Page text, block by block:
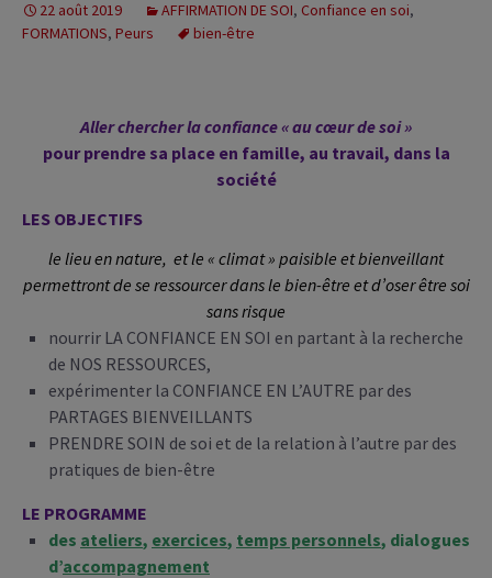
22 août 2019 AFFIRMATION DE SOI, Confiance en soi,
FORMATIONS, Peurs bien-être
Aller chercher la confiance « au cœur de soi »
pour prendre sa place en famille, au travail, dans la
société
LES OBJECTIFS
le lieu en nature, et le « climat » paisible et bienveillant
permettront de se ressourcer dans le bien-être et d’oser être soi
sans risque
nourrir LA CONFIANCE EN SOI en partant à la recherche
de NOS RESSOURCES,
expérimenter la CONFIANCE EN L’AUTRE par des
PARTAGES BIENVEILLANTS
PRENDRE SOIN de soi et de la relation à l’autre par des
pratiques de bien-être
LE PROGRAMME
des ateliers, exercices, temps personnels, dialogues
d’accompagnement